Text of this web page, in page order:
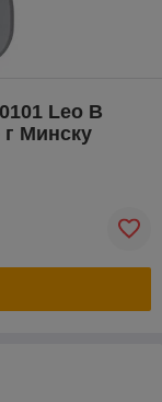
Leo В
г Минску